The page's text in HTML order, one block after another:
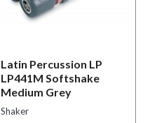
Latin Percussion LP
LP441M Softshake
Medium Grey
Shaker